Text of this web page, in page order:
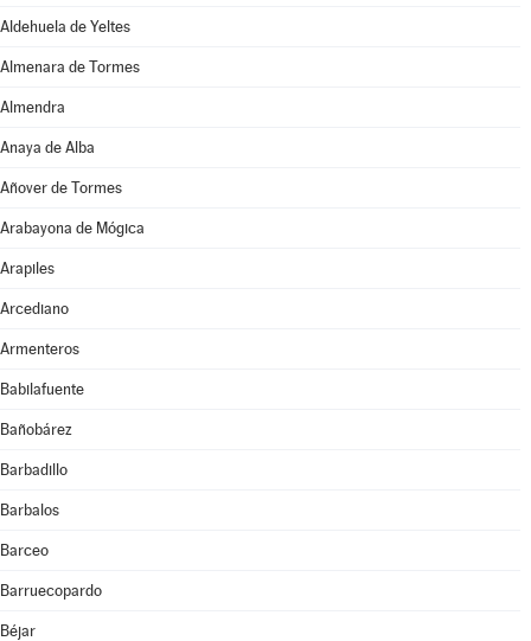
Aldehuela de Yeltes
Almenara de Tormes
Almendra
Anaya de Alba
Añover de Tormes
Arabayona de Mógica
Arapiles
Arcediano
Armenteros
Babilafuente
Bañobárez
Barbadillo
Barbalos
Barceo
Barruecopardo
Béjar